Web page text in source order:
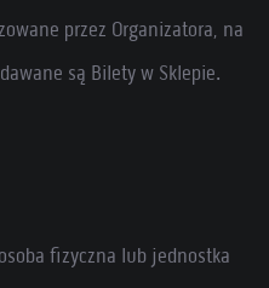
przez Organizatora, na
są Bilety w Sklepie.
fizyczna lub jednostka